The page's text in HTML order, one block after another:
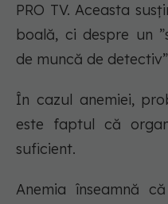
PRO TV. Aceasta
boală, ci despre un
de muncă de
În cazul anemiei,
este faptul că
suficient.
Anemia înseamnă